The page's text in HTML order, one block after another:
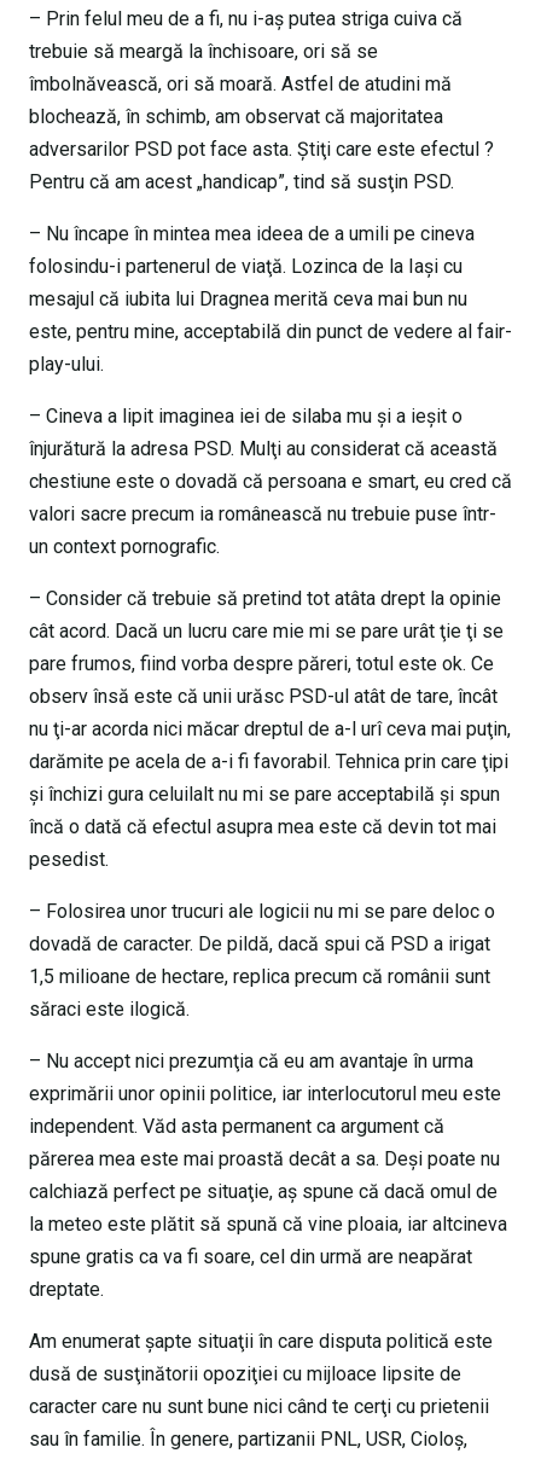
– Prin felul meu de a fi, nu i-aş putea striga cuiva că
trebuie să meargă la închisoare, ori să se
îmbolnăvească, ori să moară. Astfel de atudini mă
blochează, în schimb, am observat că majoritatea
adversarilor PSD pot face asta. Ştiţi care este efectul ?
Pentru că am acest „handicap”, tind să susţin PSD.
– Nu încape în mintea mea ideea de a umili pe cineva
folosindu-i partenerul de viaţă. Lozinca de la Iaşi cu
mesajul că iubita lui Dragnea merită ceva mai bun nu
este, pentru mine, acceptabilă din punct de vedere al fair-
play-ului.
– Cineva a lipit imaginea iei de silaba mu şi a ieşit o
înjurătură la adresa PSD. Mulţi au considerat că această
chestiune este o dovadă că persoana e smart, eu cred că
valori sacre precum ia românească nu trebuie puse într-
un context pornografic.
– Consider că trebuie să pretind tot atâta drept la opinie
cât acord. Dacă un lucru care mie mi se pare urât ţie ţi se
pare frumos, fiind vorba despre păreri, totul este ok. Ce
observ însă este că unii urăsc PSD-ul atât de tare, încât
nu ţi-ar acorda nici măcar dreptul de a-l urî ceva mai puţin,
darămite pe acela de a-i fi favorabil. Tehnica prin care ţipi
şi închizi gura celuilalt nu mi se pare acceptabilă şi spun
încă o dată că efectul asupra mea este că devin tot mai
pesedist.
– Folosirea unor trucuri ale logicii nu mi se pare deloc o
dovadă de caracter. De pildă, dacă spui că PSD a irigat
1,5 milioane de hectare, replica precum că românii sunt
săraci este ilogică.
– Nu accept nici prezumţia că eu am avantaje în urma
exprimării unor opinii politice, iar interlocutorul meu este
independent. Văd asta permanent ca argument că
părerea mea este mai proastă decât a sa. Deşi poate nu
calchiază perfect pe situaţie, aş spune că dacă omul de
la meteo este plătit să spună că vine ploaia, iar altcineva
spune gratis ca va fi soare, cel din urmă are neapărat
dreptate.
Am enumerat şapte situaţii în care disputa politică este
dusă de susţinătorii opoziţiei cu mijloace lipsite de
caracter care nu sunt bune nici când te cerţi cu prietenii
sau în familie. În genere, partizanii PNL, USR, Cioloş,